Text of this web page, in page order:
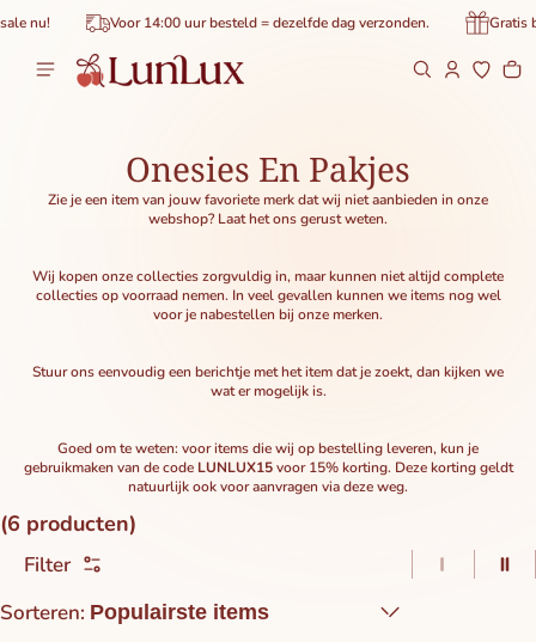
inhoud
nu! Voor 14:00 uur besteld = dezelfde dag verzonden. Gratis
0
Onesies En Pakjes
Zie je een item van jouw favoriete merk dat wij niet aanbieden in onze
webshop? Laat het ons gerust weten.
Wij kopen onze collecties zorgvuldig in, maar kunnen niet altijd complete
collecties op voorraad nemen. In veel gevallen kunnen we items nog wel
voor je nabestellen bij onze merken.
Stuur ons eenvoudig een berichtje met het item dat je zoekt, dan kijken we
wat er mogelijk is.
Goed om te weten: voor items die wij op bestelling leveren, kun je
gebruikmaken van de code LUNLUX15voor 15% korting. Deze korting geldt
natuurlijk ook voor aanvragen via deze weg.
(6 producten)
Filter 1 item2
Sorteren: